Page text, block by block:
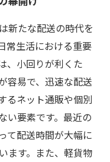
く新たな可能性
高める配送戦略
新たな配送の時代を
常生活における重要
、小回りが利くた
容易で、迅速な配送
るネット通販や個別
い要素です。最近の
て配送時間が大幅に
ます。また、軽貨物